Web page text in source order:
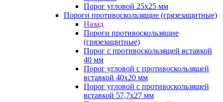
Порог угловой 25х25 мм
Пороги противоскользящие (грязезащитные)
Назад
Пороги противоскользящие
(грязезащитные)
Порог с противоскользящей вставкой
40 мм
Порог угловой с противоскользящей
вставкой 40х20 мм
Порог угловой с противоскользящей
вставкой 57,7х27 мм